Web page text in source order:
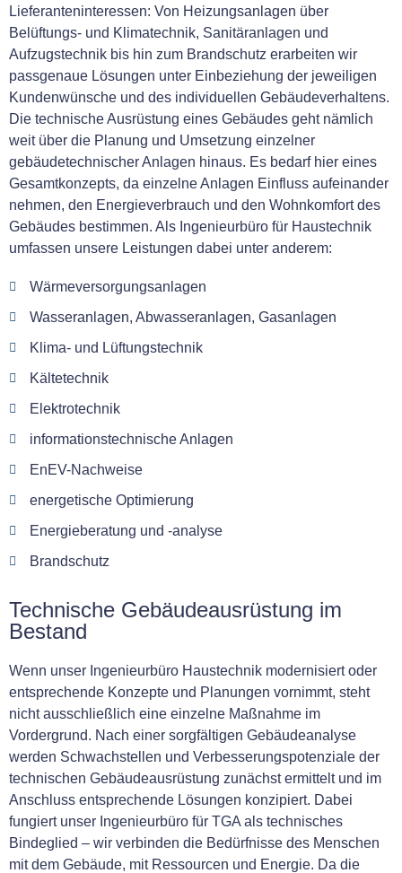
Lieferanteninteressen: Von Heizungsanlagen über
Belüftungs- und Klimatechnik, Sanitäranlagen und
Aufzugstechnik bis hin zum Brandschutz erarbeiten wir
passgenaue Lösungen unter Einbeziehung der jeweiligen
Kundenwünsche und des individuellen Gebäudeverhaltens.
Die technische Ausrüstung eines Gebäudes geht nämlich
weit über die Planung und Umsetzung einzelner
gebäudetechnischer Anlagen hinaus. Es bedarf hier eines
Gesamtkonzepts, da einzelne Anlagen Einfluss aufeinander
nehmen, den Energieverbrauch und den Wohnkomfort des
Gebäudes bestimmen. Als Ingenieurbüro für Haustechnik
umfassen unsere Leistungen dabei unter anderem:
Wärmeversorgungsanlagen
Wasseranlagen, Abwasseranlagen, Gasanlagen
Klima- und Lüftungstechnik
Kältetechnik
Elektrotechnik
informationstechnische Anlagen
EnEV-Nachweise
energetische Optimierung
Energieberatung und -analyse
Brandschutz
Technische Gebäudeausrüstung im
Bestand
Wenn unser Ingenieurbüro Haustechnik modernisiert oder
entsprechende Konzepte und Planungen vornimmt, steht
nicht ausschließlich eine einzelne Maßnahme im
Vordergrund. Nach einer sorgfältigen Gebäudeanalyse
werden Schwachstellen und Verbesserungspotenziale der
technischen Gebäudeausrüstung zunächst ermittelt und im
Anschluss entsprechende Lösungen konzipiert. Dabei
fungiert unser Ingenieurbüro für TGA als technisches
Bindeglied – wir verbinden die Bedürfnisse des Menschen
mit dem Gebäude, mit Ressourcen und Energie. Da die